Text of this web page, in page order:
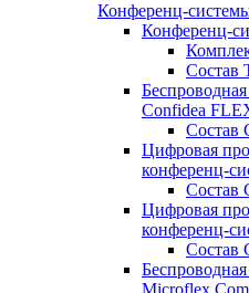
Конференц-
Конференц-
Состав
Confidea
Состав
Цифровая
конференц-
Состав
Цифровая
конференц-
Состав
Microflex